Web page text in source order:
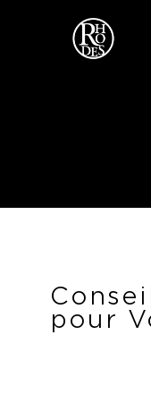
pour